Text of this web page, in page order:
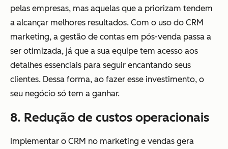
pelas empresas, mas aquelas que a priorizam tendem
a alcançar melhores resultados. Com o uso do CRM
marketing, a gestão de contas em pós-venda passa a
ser otimizada, já que a sua equipe tem acesso aos
detalhes essenciais para seguir encantando seus
clientes. Dessa forma, ao fazer esse investimento, o
seu negócio só tem a ganhar.
8. Redução de custos operacionais
Implementar o CRM no marketing e vendas gera